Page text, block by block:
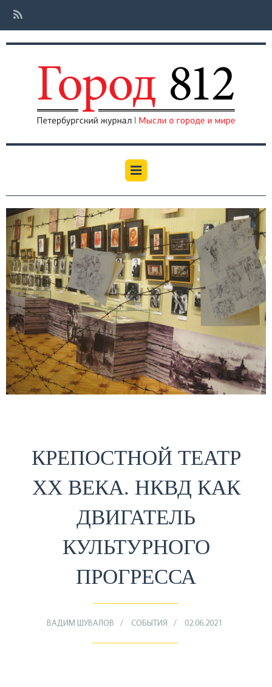
КРЕПОСТНОЙ ТЕАТР
ХХ ВЕКА. НКВД КАК
ДВИГАТЕЛЬ
КУЛЬТУРНОГО
ПРОГРЕССА
ВАДИМ ШУВАЛОВ СОБЫТИЯ 02.06.2021